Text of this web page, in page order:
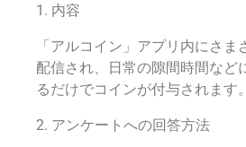
1. 内容
「アルコイン」アプリ内にさ
配信され、日常の隙間時間など
るだけでコインが付与されます。
2. アンケートへの回答方法